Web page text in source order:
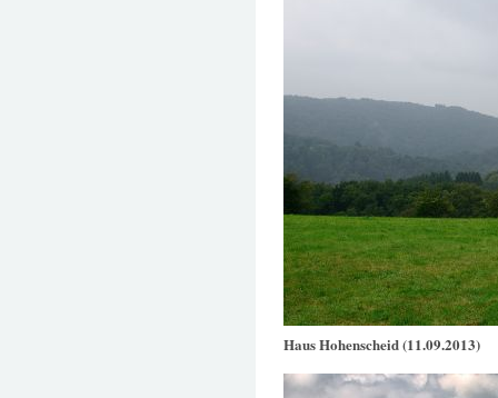
Haus Hohenscheid (11.09.2013)